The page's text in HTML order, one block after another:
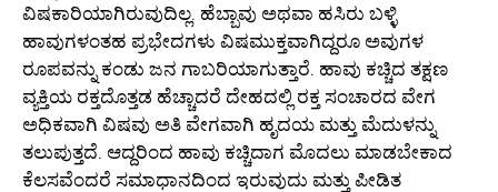
ವಿಷಕಾರಿಯಾಗಿರುವುದಿಲ್ಲ. ಹೆಬ್ಬಾವು ಅಥವಾ ಹಸಿರು ಬಳ್ಳಿ
ಹಾವುಗಳಂತಹ ಪ್ರಭೇದಗಳು ವಿಷಮುಕ್ತವಾಗಿದ್ದರೂ ಅವುಗಳ
ರೂಪವನ್ನು ಕಂಡು ಜನ ಗಾಬರಿಯಾಗುತ್ತಾರೆ. ಹಾವು ಕಚ್ಚಿದ ತಕ್ಷಣ
ವ್ಯಕ್ತಿಯ ರಕ್ತದೊತ್ತಡ ಹೆಚ್ಚಾದರೆ ದೇಹದಲ್ಲಿ ರಕ್ತ ಸಂಚಾರದ ವೇಗ
ಅಧಿಕವಾಗಿ ವಿಷವು ಅತಿ ವೇಗವಾಗಿ ಹೃದಯ ಮತ್ತು ಮೆದುಳನ್ನು
ತಲುಪುತ್ತದೆ. ಆದ್ದರಿಂದ ಹಾವು ಕಚ್ಚಿದಾಗ ಮೊದಲು ಮಾಡಬೇಕಾದ
ಕೆಲಸವೆಂದರೆ ಸಮಾಧಾನದಿಂದ ಇರುವುದು ಮತ್ತು ಪೀಡಿತ